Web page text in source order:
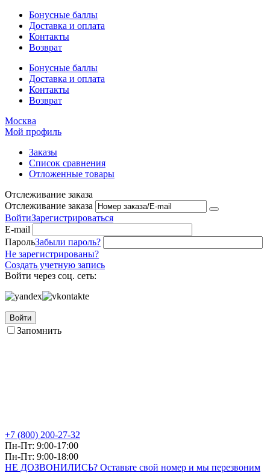
Бонусные баллы
Доставка и оплата
Контакты
Возврат
Бонусные баллы
Доставка и оплата
Контакты
Возврат
Москва
Мой профиль
Заказы
Список сравнения
Отложенные товары
Отслеживание заказа
Отслеживание заказа
ВойтиЗарегистрироваться
E-mail
ПарольЗабыли пароль?
Не зарегистрированы?
Создать учетную запись
Войти через соц. сеть:
Войти
Запомнить
+7 (800) 200-27-32
Пн-Пт: 9:00-17:00
Пн-Пт: 9:00-18:00
НЕ ДОЗВОНИЛИСЬ? Оставьте свой номер и мы перезвоним